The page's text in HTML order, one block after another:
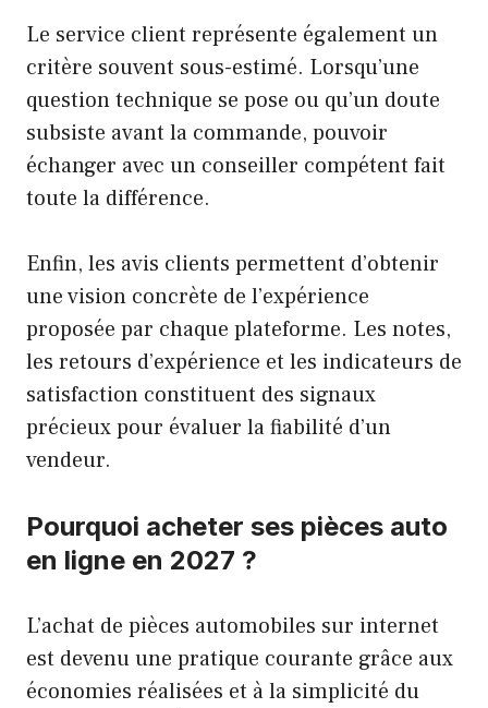
Le service client représente également un
critère souvent sous-estimé. Lorsqu’une
question technique se pose ou qu’un doute
subsiste avant la commande, pouvoir
échanger avec un conseiller compétent fait
toute la différence.
Enfin, les avis clients permettent d’obtenir
une vision concrète de l’expérience
proposée par chaque plateforme. Les notes,
les retours d’expérience et les indicateurs de
satisfaction constituent des signaux
précieux pour évaluer la fiabilité d’un
vendeur.
Pourquoi acheter ses pièces auto
en ligne en 2027 ?
L’achat de pièces automobiles sur internet
est devenu une pratique courante grâce aux
économies réalisées et à la simplicité du